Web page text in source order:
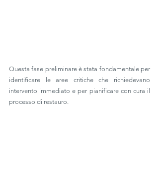
Questa fase preliminare è stata fondamentale per
identificare le aree critiche che richiedevano
intervento immediato e per pianificare con cura il
processo di restauro.